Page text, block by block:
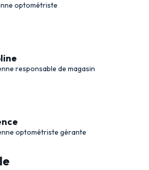
optométriste
responsable de magasin
optométriste gérante